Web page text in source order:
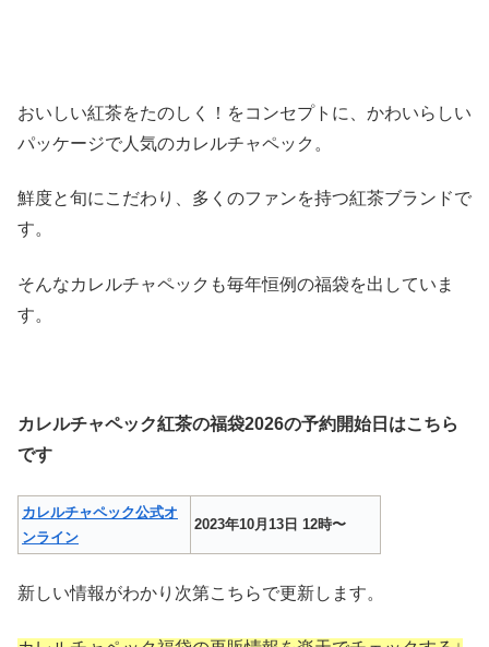
おいしい紅茶をたのしく！をコンセプトに、かわいらしい
パッケージで人気のカレルチャペック。
鮮度と旬にこだわり、多くのファンを持つ紅茶ブランドで
す。
そんなカレルチャペックも毎年恒例の福袋を出していま
す。
カレルチャペック紅茶の福袋2026の予約開始日はこちら
です
カレルチャペック公式オ
ンライン
2023年10月13日 12時〜
新しい情報がわかり次第こちらで更新します。